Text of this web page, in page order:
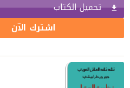
تحميل الكتاب
اشترك الآن